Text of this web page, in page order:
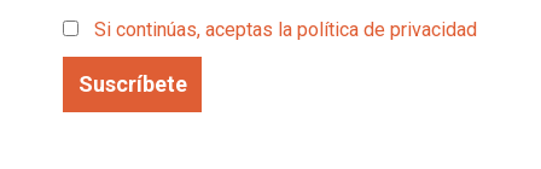
Si continúas, aceptas la política de privacidad